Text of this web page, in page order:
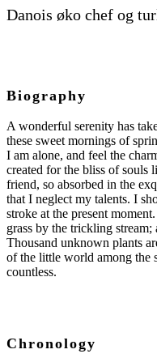
Danois øko chef og
Biography
A wonderful serenity has
these sweet mornings of
I am alone, and feel the
created for the bliss of souls
friend, so absorbed in the
that I neglect my talents. I
stroke at the present
grass by the trickling stream;
Thousand unknown plants
of the little world among the
countless.
Chronology